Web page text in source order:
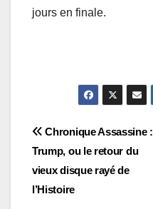
jours en finale.
Navigation
de
l’article
Chronique Assassine :
Trump, ou le retour du
vieux disque rayé de
l’Histoire